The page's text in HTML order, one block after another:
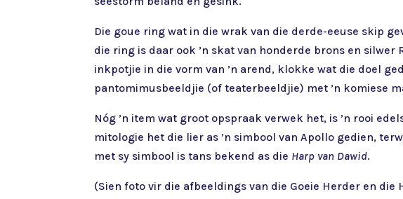
Die goue ring wat in die wrak van die derde-eeuse skip
die ring is daar ook ’n skat van honderde brons en
inkpotjie in die vorm van ’n arend, klokke wat die doel
pantomimusbeeldjie (of teaterbeeldjie) met ’n komiese
Nóg ’n item wat groot opspraak verwek het, is ’n rooi
mitologie het die lier as ’n simbool van Apollo gedien,
met sy simbool is tans bekend as die Harp van Dawid.
(Sien foto vir die afbeeldings van die Goeie Herder en